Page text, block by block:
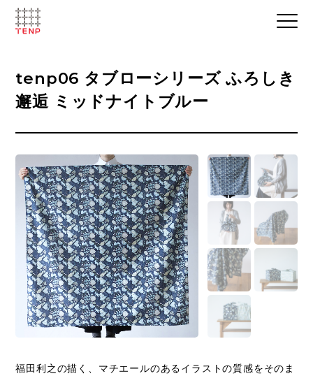
tenp06 タブローシリーズ ふろしき
邂逅 ミッドナイトブルー
福田利之の描く、マチエールのあるイラストの質感をそのま